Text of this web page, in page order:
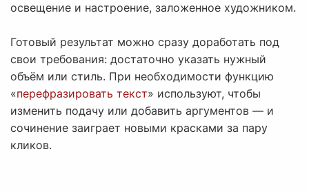
освещение и настроение, заложенное художником.
Готовый результат можно сразу доработать под
свои требования: достаточно указать нужный
объём или стиль. При необходимости функцию
«перефразировать текст» используют, чтобы
изменить подачу или добавить аргументов — и
сочинение заиграет новыми красками за пару
кликов.